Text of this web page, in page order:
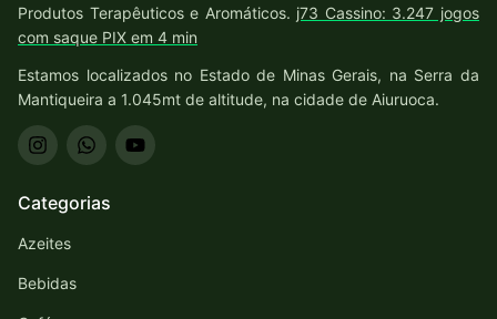
Produtos Terapêuticos e Aromáticos. j73 Cassino: 3.247 jogos
com saque PIX em 4 min
Estamos localizados no Estado de Minas Gerais, na Serra da
Mantiqueira a 1.045mt de altitude, na cidade de Aiuruoca.
Categorias
Azeites
Bebidas